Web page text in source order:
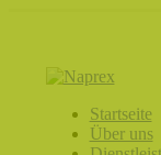
Startseite
Über uns